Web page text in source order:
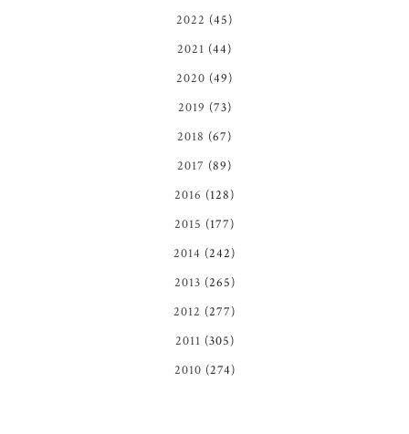
2022 (45)
2021 (44)
2020 (49)
2019 (73)
2018 (67)
2017 (89)
2016 (128)
2015 (177)
2014 (242)
2013 (265)
2012 (277)
2011 (305)
2010 (274)